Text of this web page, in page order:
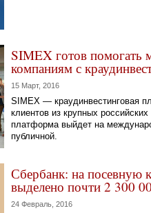
SIMEX готов помогать
компаниям с
15 Март, 2016
SIMEX — краудинвестинговая
клиентов из крупных
платформа выйдет на
публичной.
Сбербанк: на посевную
выделено почти 2 300
24 Февраль, 2016